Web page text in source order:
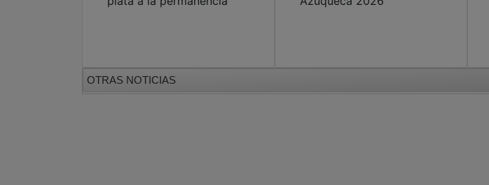
OTRAS NOTICIAS